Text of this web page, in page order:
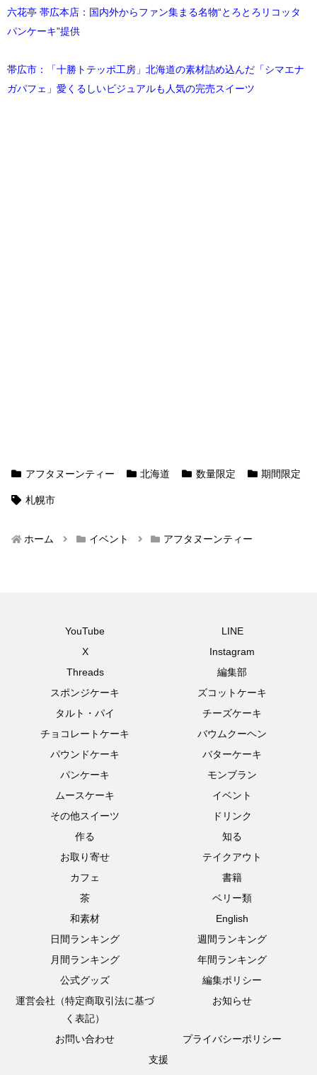
六花亭 帯広本店：国内外からファン集まる名物“とろとろリコッタ
パンケーキ”提供
帯広市：「十勝トテッポ工房」北海道の素材詰め込んだ「シマエナ
ガパフェ」愛くるしいビジュアルも人気の完売スイーツ
アフタヌーンティー 北海道 数量限定 期間限定
札幌市
ホーム イベント アフタヌーンティー
YouTube
LINE
X
Instagram
Threads
編集部
スポンジケーキ
ズコットケーキ
タルト・パイ
チーズケーキ
チョコレートケーキ
バウムクーヘン
パウンドケーキ
バターケーキ
パンケーキ
モンブラン
ムースケーキ
イベント
その他スイーツ
ドリンク
作る
知る
お取り寄せ
テイクアウト
カフェ
書籍
茶
ベリー類
和素材
English
日間ランキング
週間ランキング
月間ランキング
年間ランキング
公式グッズ
編集ポリシー
運営会社（特定商取引法に基づ
く表記）
お知らせ
お問い合わせ
プライバシーポリシー
支援